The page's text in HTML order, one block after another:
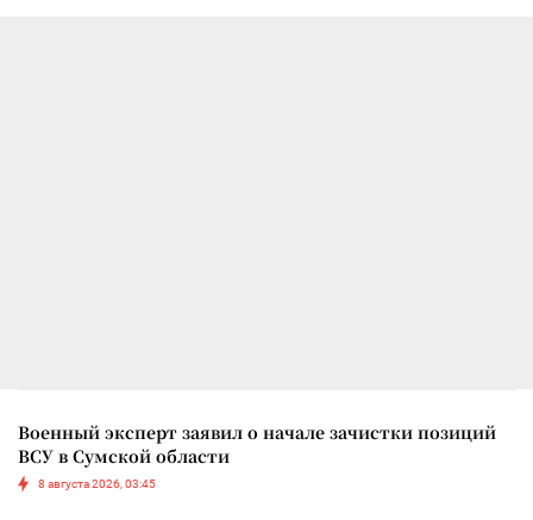
Военный эксперт заявил о начале зачистки позиций
ВСУ в Сумской области
8 августа 2026, 03:45